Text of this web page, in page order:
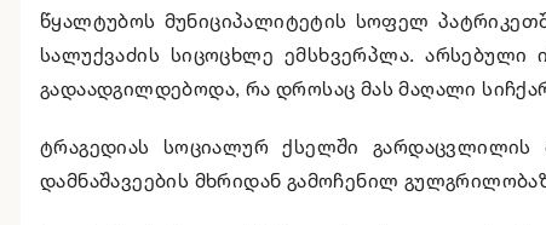
წყალტუბოს მუნიციპალიტეტის სოფელ
სალუქვაძის სიცოცხლე ემსხვერპლა. არსებული
გადაადგილდებოდა, რა დროსაც მას მაღალი
ტრაგედიას სოციალურ ქსელში გარდაცვლილის
დამნაშავეების მხრიდან გამოჩენილ